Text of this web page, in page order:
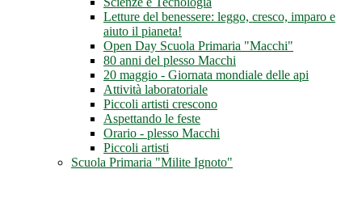
Letture del benessere: leggo, cresco, imparo e
aiuto il pianeta!
Open Day Scuola Primaria "Macchi"
80 anni del plesso Macchi
20 maggio - Giornata mondiale delle api
Attività laboratoriale
Piccoli artisti crescono
Aspettando le feste
Orario - plesso Macchi
Piccoli artisti
Scuola Primaria "Milite Ignoto"